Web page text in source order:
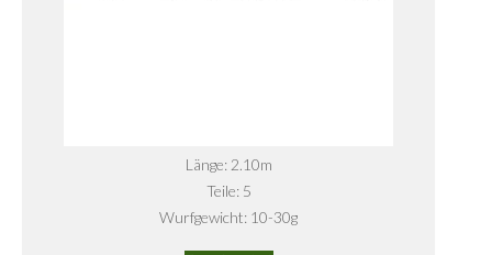
Länge: 2.10m
Teile: 5
Wurfgewicht: 10-30g